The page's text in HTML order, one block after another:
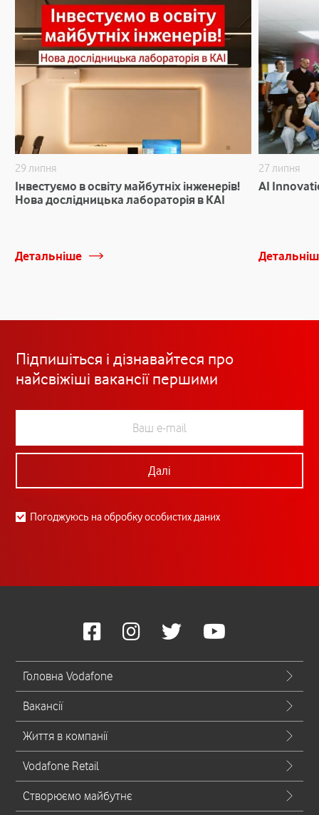
29 липня
Інвестуємо в освіту майбутніх інженерів!
Нова дослідницька лабораторія в КАІ
Детальніше
27 липня
AI
Підпишіться і дізнавайтеся про
найсвіжіші вакансії першими
Далі
Погоджуюсь на обробку особистих даних
Головна Vodafone
Вакансії
Життя в компанії
Vodafone Retail
Створюємо майбутнє